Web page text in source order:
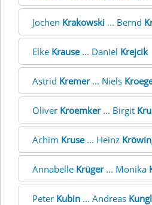
Jochen Krakowski ... Bernd
Elke Krause... Daniel Krejcik
Astrid Kremer... Niels
Oliver Kroemker... Birgit
Achim Kruse... Heinz
Annabelle Krüger... Monika
Peter Kubin ... Andreas Kungl